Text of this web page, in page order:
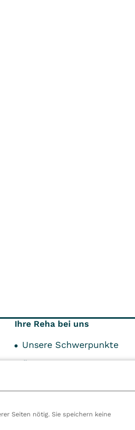
Ihre Reha bei uns
Unsere Schwerpunkte
Seiten nötig. Sie speichern keine